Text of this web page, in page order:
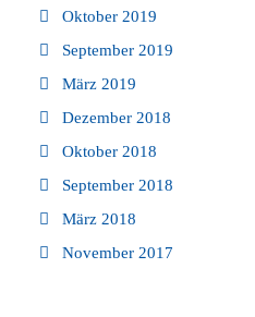
Oktober 2019
September 2019
März 2019
Dezember 2018
Oktober 2018
September 2018
März 2018
November 2017